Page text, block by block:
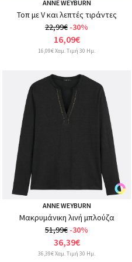
ANNE WEYBURN
Τοπ με V και λεπτές τιράντες
22,99€ -30%
16,09€
16,09€ Χαμ. Τιμή 30 Ημ.
ANNE WEYBURN
Μακρυμάνικη λινή μπλούζα
51,99€ -30%
36,39€
36,39€ Χαμ. Τιμή 30 Ημ.